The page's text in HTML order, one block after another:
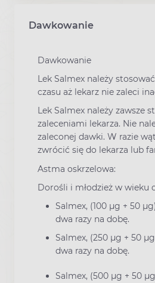
Dawkowanie
Dawkowanie
Lek Salmex należy
czasu aż lekarz nie zaleci
Lek Salmex należy zawsze
zaleceniami lekarza. Nie
zaleconej dawki. W razie
zwrócić się do lekarza lub
Astma oskrzelowa:
Dorośli i młodzież w wieku
Salmex, (100 μg + 50
dwa razy na dobę.
Salmex, (250 μg + 50
dwa razy na dobę.
Salmex, (500 μg + 50